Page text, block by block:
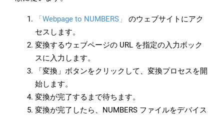
「Webpage to NUMBERS」
のウェブサイトにアク
セスします。
変換するウェブページの URL を指定の入力ボック
スに入力します。
「変換」ボタンをクリックして、変換プロセスを開
始します。
変換が完了するまで待ちます。
変換が完了したら、NUMBERS ファイルをデバイス